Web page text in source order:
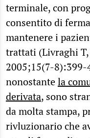
terminale, con
consentito di
mantenere i
trattati (Livraghi T,
2005;15(7-
nonostantela
derivata, sono
da molta stampa,
rivluzionario che